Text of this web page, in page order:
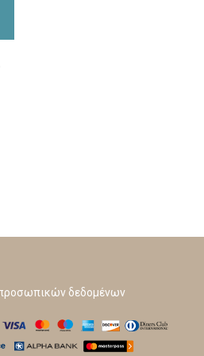
δεδομένων